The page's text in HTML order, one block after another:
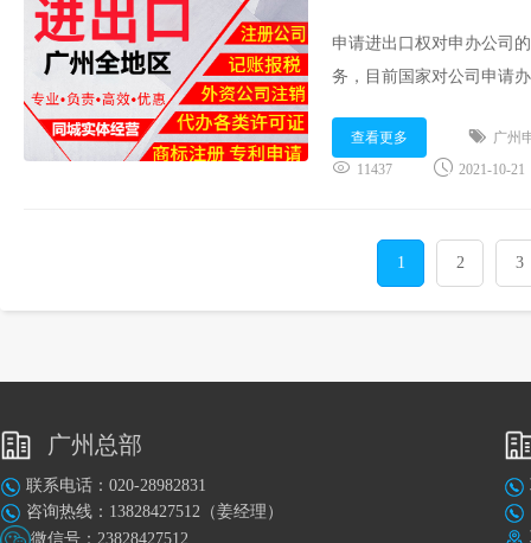
申请进出口权对申办公司
务，目前国家对公司申请
办进出口经营权需求可在
查看更多
广州
11437
2021-10-21
1 2 3
广州总部
联系电话：020-28982831
咨询热线：13828427512（姜经理）
微信号：23828427512